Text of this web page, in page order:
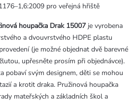
pro veřejná hřiště
houpačka Drak 15007 je vyrobena
a dvouvrstvého HDPE plastu
(je možné objednat dvě barevné
upřesněte prosím při objednávce).
pobaví svým designem, děti se mohou
a krotit draka. Pružinová houpačka
mateřských a základních škol a